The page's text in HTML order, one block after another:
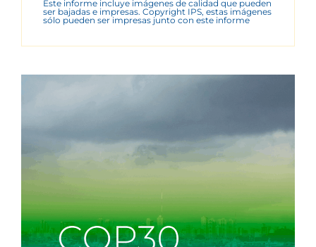
Este informe incluye imágenes de calidad que pueden
ser bajadas e impresas. Copyright IPS, estas imágenes
sólo pueden ser impresas junto con este informe